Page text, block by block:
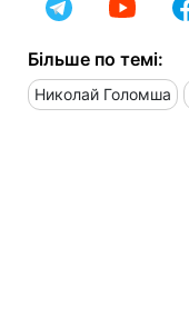
Більше по темі:
Николай Голомша